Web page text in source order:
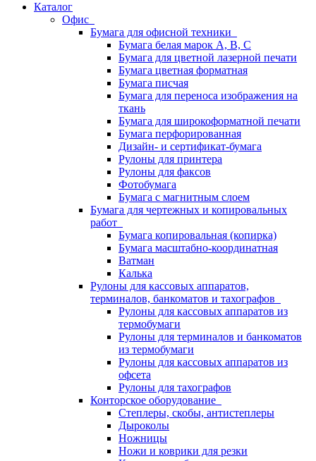
Каталог
Офис
Бумага для офисной техники
Бумага белая марок А, В, С
Бумага для цветной лазерной печати
Бумага цветная форматная
Бумага писчая
Бумага для переноса изображения на
ткань
Бумага для широкоформатной печати
Бумага перфорированная
Дизайн- и сертификат-бумага
Рулоны для принтера
Рулоны для факсов
Фотобумага
Бумага с магнитным слоем
Бумага для чертежных и копировальных
работ
Бумага копировальная (копирка)
Бумага масштабно-координатная
Ватман
Калька
Рулоны для кассовых аппаратов,
терминалов, банкоматов и тахографов
Рулоны для кассовых аппаратов из
термобумаги
Рулоны для терминалов и банкоматов
из термобумаги
Рулоны для кассовых аппаратов из
офсета
Рулоны для тахографов
Конторское оборудование
Степлеры, скобы, антистеплеры
Дыроколы
Ножницы
Ножи и коврики для резки